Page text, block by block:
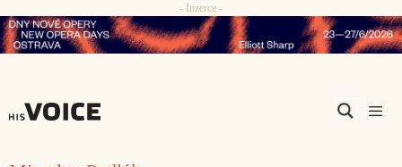
Přeskočit
na
- Inzerce -